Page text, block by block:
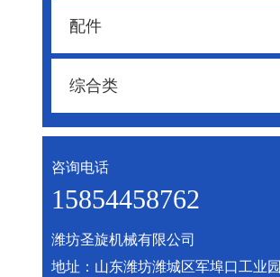
配件
综合类
咨询电话
15854458762
潍坊圣旋机械有限公司
地址：山东潍坊潍城区军埠口工业园